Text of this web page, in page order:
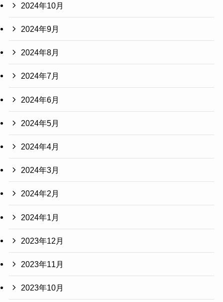
2024年10月
2024年9月
2024年8月
2024年7月
2024年6月
2024年5月
2024年4月
2024年3月
2024年2月
2024年1月
2023年12月
2023年11月
2023年10月